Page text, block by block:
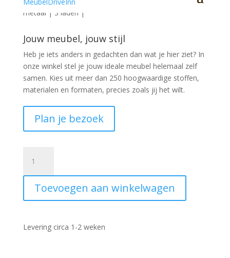
metaal | 3 laden |
Jouw meubel, jouw stijl
Heb je iets anders in gedachten dan wat je hier ziet? In
onze winkel stel je jouw ideale meubel helemaal zelf
samen. Kies uit meer dan 250 hoogwaardige stoffen,
materialen en formaten, precies zoals jij het wilt.
Plan je bezoek
Boaz
mangohout
naturel
80cm
Toevoegen aan winkelwagen
Levering circa 1-2 weken